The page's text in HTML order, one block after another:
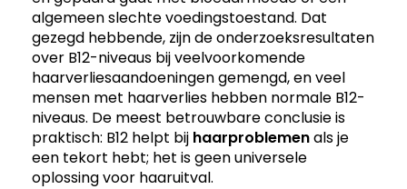
algemeen slechte voedingstoestand. Dat
gezegd hebbende, zijn de onderzoeksresultaten
over B12-niveaus bij veelvoorkomende
haarverliesaandoeningen gemengd, en veel
mensen met haarverlies hebben normale B12-
niveaus. De meest betrouwbare conclusie is
praktisch: B12 helpt bij haarproblemenals je
een tekort hebt; het is geen universele
oplossing voor haaruitval.